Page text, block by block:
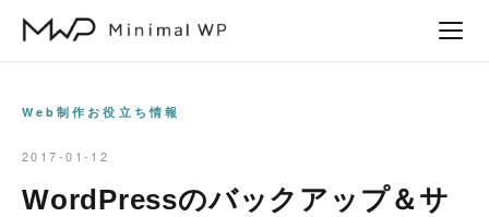
Web制作お役立ち情報
2017-01-12
WordPressのバックアップ＆サ